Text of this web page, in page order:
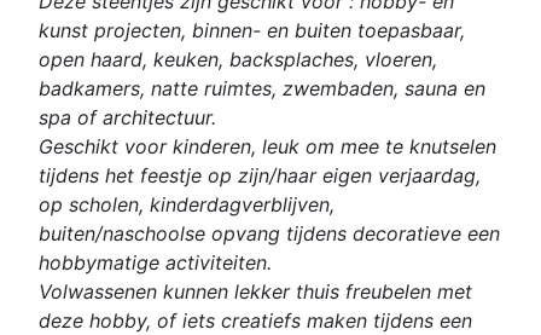
kunst projecten, binnen- en buiten toepasbaar,
open haard, keuken, backsplaches, vloeren,
badkamers, natte ruimtes, zwembaden, sauna en
spa of architectuur.
Geschikt voor kinderen, leuk om mee te knutselen
tijdens het feestje op zijn/haar eigen verjaardag,
op scholen, kinderdagverblijven,
buiten/naschoolse opvang tijdens decoratieve een
hobbymatige activiteiten.
Volwassenen kunnen lekker thuis freubelen met
deze hobby, of iets creatiefs maken tijdens een